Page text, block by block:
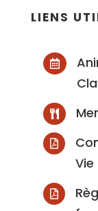
LIENS



Vie
